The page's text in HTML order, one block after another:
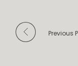
Previous